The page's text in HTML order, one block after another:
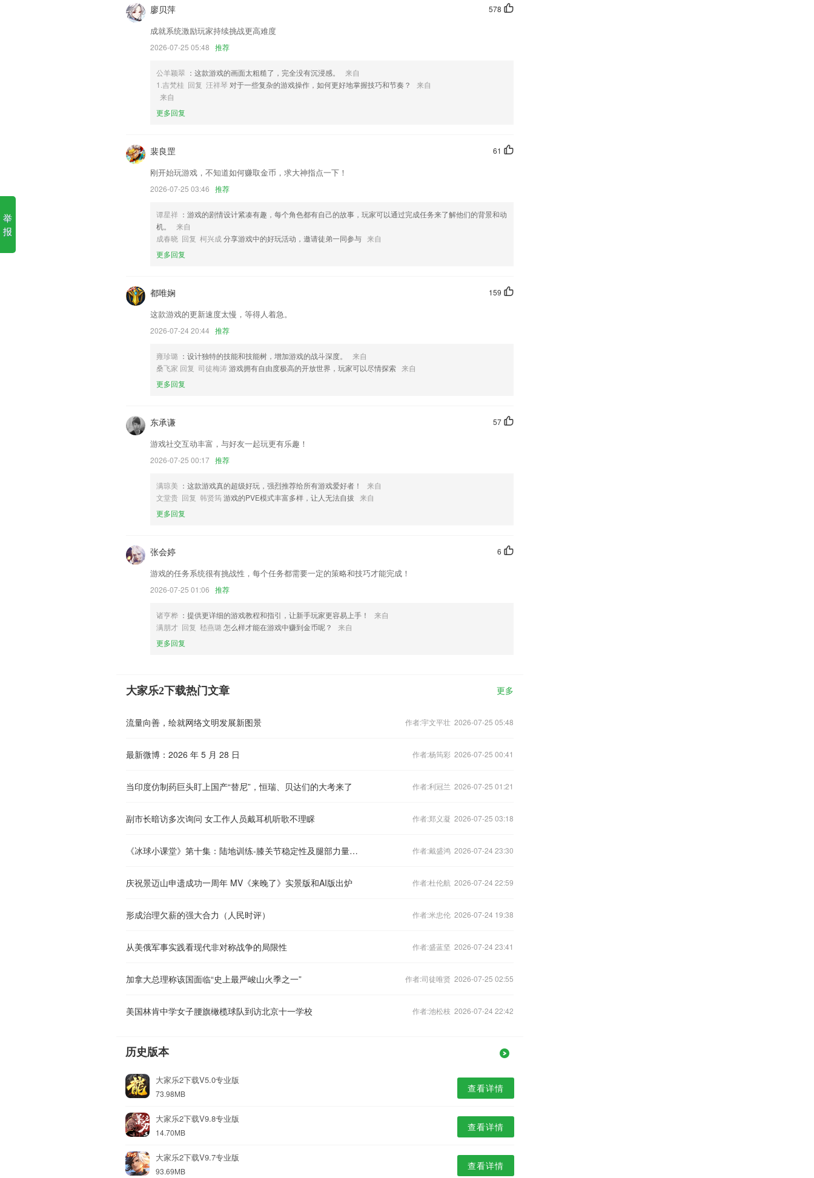
3,每天都会发布一些比较有趣的信息，大家可以任意浏览喜欢的内容。
4,这里是出国留学党的聚集地，留学考试必备考试包，是你考试的标配。
5,对每段旅程进行评分，并展示旅程的细节，包括急刹车，急加速，急转弯，红灯数，电话短信使用情况，中断
6,每日免费练习,这里的每日一练题目都是完全免费而不用花费一分钱的题目;
大家乐2下载软件优势
1.离线学习，节省流量，下载课程到本地，无网络时不间断学习
3.利用人工智能算法，实现一对一智能出题；
4.通过故事的方式让孩子了解中国文化，也可以加深孩子对汉字的记忆；
5.平台上面的教学模式非常的丰富，而且能够用多种轻松的方法让学生加强记忆；
大家乐2下载更新了什么?
适配android 12版本
优化了用户功能
完善了推送功能,实现开关最新文章的推送.
产品性能全面提升，体验更流畅！
联系我们
以上就是大家乐2下载的介绍，如果您喜欢这款软件，您可以到应用商店进行打分评论，说出您的使用经历，以
帮助我们更好的对产品进行优化修改。
578
廖贝萍
成就系统激励玩家持续挑战更高难度
2026-07-25 05:48 推荐
公羊颖翠 ：这款游戏的画面太粗糙了，完全没有沉浸感。
来自
1.吉梵桂 回复 汪祥琴 对于一些复杂的游戏操作，如何更好地掌握技巧和节奏？
来自
来自
更多回复
61
裴良罡
刚开始玩游戏，不知道如何赚取金币，求大神指点一下！
2026-07-25 03:46 推荐
谭星祥 ：游戏的剧情设计紧凑有趣，每个角色都有自己的故事，玩家可以通过完成任务来了解他们的背景和动
机。
来自
成春晓 回复 柯兴成 分享游戏中的好玩活动，邀请徒弟一同参与 来自
更多回复
159
都唯娴
这款游戏的更新速度太慢，等得人着急。
2026-07-24 20:44 推荐
雍珍璐 ：设计独特的技能和技能树，增加游戏的战斗深度。
来自
桑飞家 回复 司徒梅涛游戏拥有自由度极高的开放世界，玩家可以尽情探索 来自
更多回复
57
东承谦
游戏社交互动丰富，与好友一起玩更有乐趣！
2026-07-25 00:17 推荐
满琼美 ：这款游戏真的超级好玩，强烈推荐给所有游戏爱好者！
来自
文堂贵 回复 韩贤筠 游戏的PVE模式丰富多样，让人无法自拔 来自
更多回复
6
张会婷
游戏的任务系统很有挑战性，每个任务都需要一定的策略和技巧才能完成！
2026-07-25 01:06 推荐
诸亨桦 ：提供更详细的游戏教程和指引，让新手玩家更容易上手！
来自
满朋才 回复 嵇燕璐 怎么样才能在游戏中赚到金币呢？
来自
更多回复
大家乐2下载热门文章 更多
流量向善，绘就网络文明发展新图景 作者:宇文平壮 2026-07-25 05:48
最新微博：2026 年 5 月 28 日 作者:杨筠彩 2026-07-25 00:41
当印度仿制药巨头盯上国产“替尼”，恒瑞、贝达们的大考来了 作者:利冠兰 2026-07-25 01:21
副市长暗访多次询问 女工作人员戴耳机听歌不理睬 作者:郑义凝 2026-07-25 03:18
《冰球小课堂》第十集：陆地训练-膝关节稳定性及腿部力量爆发 作者:戴盛鸿 2026-07-24 23:30
庆祝景迈山申遗成功一周年 MV《来晚了》实景版和AI版出炉 作者:杜伦航 2026-07-24 22:59
形成治理欠薪的强大合力（人民时评） 作者:米忠伦 2026-07-24 19:38
从美俄军事实践看现代非对称战争的局限性 作者:盛蓝坚 2026-07-24 23:41
加拿大总理称该国面临“史上最严峻山火季之一” 作者:司徒唯贤 2026-07-25 02:55
美国林肯中学女子腰旗橄榄球队到访北京十一学校 作者:池松枝 2026-07-24 22:42
历史版本
大家乐2下载V5.0专业版
73.98MB 查看详情
大家乐2下载V9.8专业版
14.70MB 查看详情
大家乐2下载V9.7专业版
93.69MB 查看详情
举
报